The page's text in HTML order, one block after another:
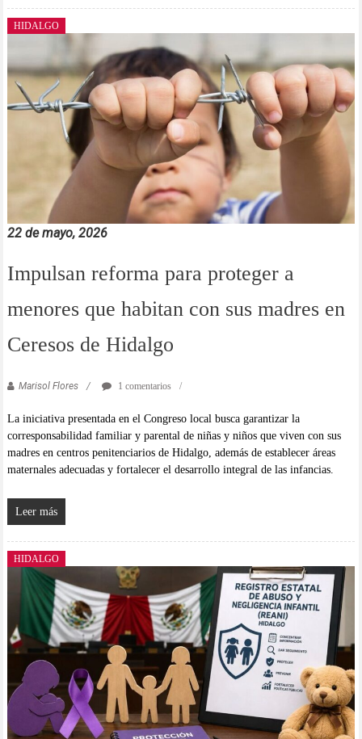
HIDALGO
22 de mayo, 2026
Impulsan reforma para proteger a
menores que habitan con sus madres en
Ceresos de Hidalgo
Marisol Flores 1 comentarios
La iniciativa presentada en el Congreso local busca garantizar la
corresponsabilidad familiar y parental de niñas y niños que viven con sus
madres en centros penitenciarios de Hidalgo, además de establecer áreas
maternales adecuadas y fortalecer el desarrollo integral de las infancias.
Leer más
HIDALGO